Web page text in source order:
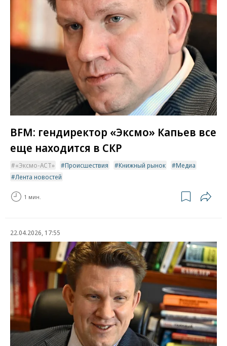
BFM: гендиректор «Эксмо» Капьев все
еще находится в СКР
«Эксмо-АСТ» Происшествия Книжный рынок
Медиа
Лента новостей
1 мин.
22.04.2026, 17:55